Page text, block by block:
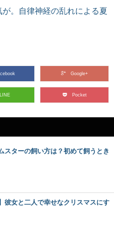
。自律神経の乱れによる夏
Google+
LINE Pocket
スターの飼い方は？初めて飼うとき
彼女と二人で幸せなクリスマスにす